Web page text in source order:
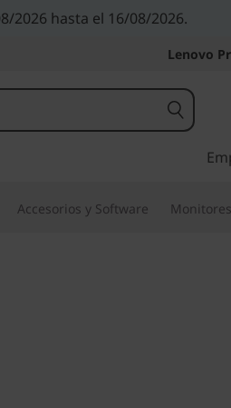
2026 hasta el 16/08/2026.
Lenovo
Accesorios y Software Monitores